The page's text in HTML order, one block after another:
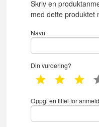
Skriv en
med dette produktet
Navn
Din vurdering?
1 star 2 star 3
Oppgi en tittel for